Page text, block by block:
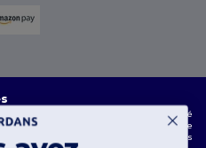
et tiers pour améliorer la fonctionnalité
les performances du site et garantir une
y compris du contenu adapté, des